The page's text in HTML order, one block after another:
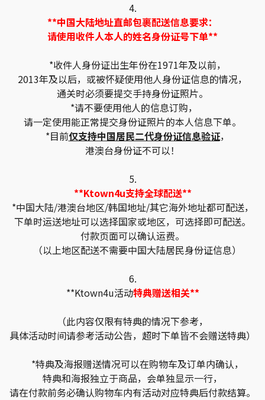
4.
**中国大陆地址直邮包裹配送信息要求：
请使用收件人本人的姓名身份证号下单**
*收件人身份证出生年份在1971年及以前，
2013年及以后，或被怀疑使用他人身份证信息的情况，
通关时必须要提交手持身份证照片。
*请不要使用他人的信息订购，
请一定使用能正常提交身份证照片的本人信息下单。
*目前仅支持中国居民二代身份证信息验证，
港澳台身份证不可以！
5.
**Ktown4u支持全球配送**
*中国大陆/港澳台地区/韩国地址/其它海外地址都可配送，
下单时运送地址可以选择国家或地区，可选择即可配送。
付款页面可以确认运费。
（以上地区配送不需要中国大陆居民身份证信息）
6.
**Ktown4u活动特典赠送相关**
（此内容仅限有特典的情况下参考，
具体活动时间请参考活动公告，超时下单皆不会赠送特典）
*特典及海报赠送情况可以在购物车及订单内确认，
特典和海报独立于商品，会单独显示一行，
请在付款前务必确认购物车内有活动对应特典后付款结算。